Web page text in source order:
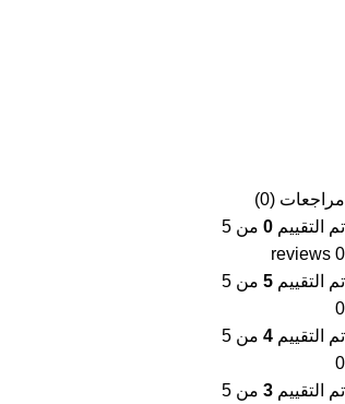
مراجعات (0)
تم التقييم 0 من 5
0 reviews
تم التقييم 5 من 5
0
تم التقييم 4 من 5
0
تم التقييم 3 من 5